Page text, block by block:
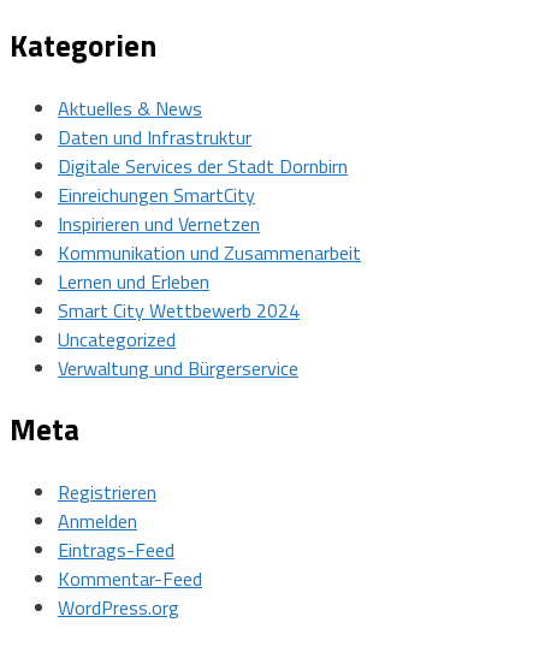
Kategorien
Aktuelles & News
Daten und Infrastruktur
Digitale Services der Stadt Dornbirn
Einreichungen SmartCity
Inspirieren und Vernetzen
Kommunikation und Zusammenarbeit
Lernen und Erleben
Smart City Wettbewerb 2024
Uncategorized
Verwaltung und Bürgerservice
Meta
Registrieren
Anmelden
Eintrags-Feed
Kommentar-Feed
WordPress.org